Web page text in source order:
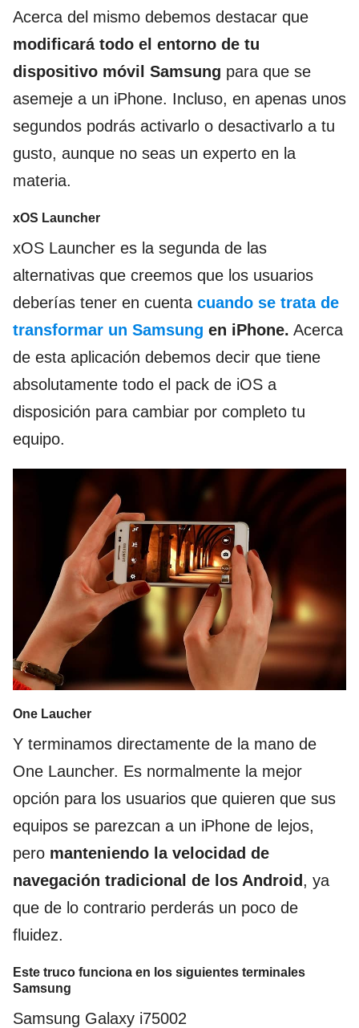
Acerca del mismo debemos destacar que
modificará todo el entorno de tu
dispositivo móvil Samsung para que se
asemeje a un iPhone. Incluso, en apenas unos
segundos podrás activarlo o desactivarlo a tu
gusto, aunque no seas un experto en la
materia.
xOS Launcher
xOS Launcher es la segunda de las
alternativas que creemos que los usuarios
deberías tener en cuenta cuando se trata de
transformar un Samsung en iPhone. Acerca
de esta aplicación debemos decir que tiene
absolutamente todo el pack de iOS a
disposición para cambiar por completo tu
equipo.
One Laucher
Y terminamos directamente de la mano de
One Launcher. Es normalmente la mejor
opción para los usuarios que quieren que sus
equipos se parezcan a un iPhone de lejos,
pero manteniendo la velocidad de
navegación tradicional de los Android , ya
que de lo contrario perderás un poco de
fluidez.
Este truco funciona en los siguientes terminales
Samsung
Samsung Galaxy i75002